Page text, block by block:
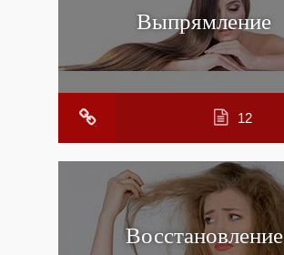
Выпрямление
12
Восстановление